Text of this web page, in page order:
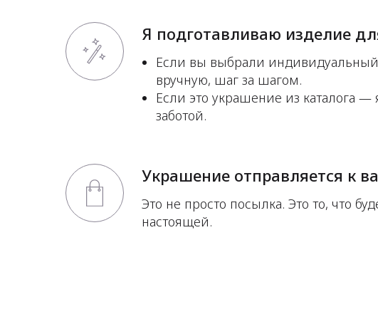
Я подготавливаю изделие
Если вы выбрали
вручную, шаг за шагом.
Если это украшение из каталога
заботой.
Украшение отправляется к
Это не просто посылка. Это то, что
настоящей.